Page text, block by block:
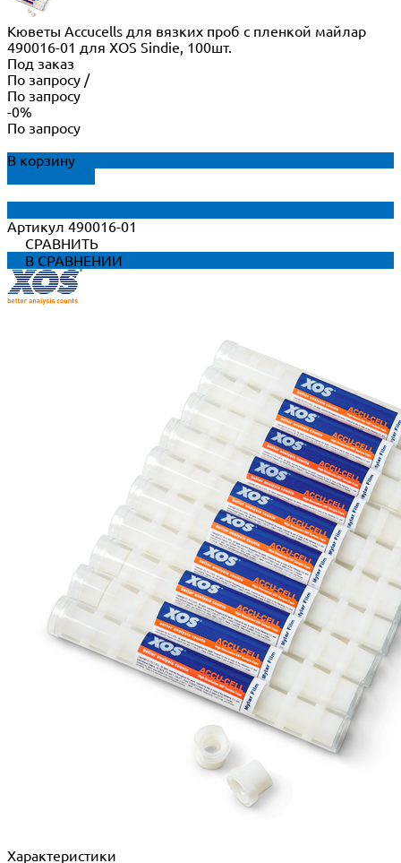
Кюветы Accucells для вязких проб с пленкой майлар
490016-01 для XOS Sindie, 100шт.
Под заказ
По запросу /
По запросу
-0%
По запросу
В корзину
Артикул 490016-01
СРАВНИТЬ
В СРАВНЕНИИ
Характеристики